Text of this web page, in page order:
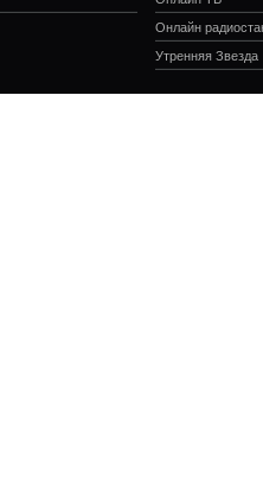
Онлайн
Утренняя Звезда